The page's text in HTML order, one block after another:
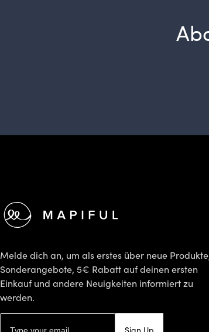
Melde dich an, um als erstes über neue
Sonderangebote, 5€ Rabatt auf deinen ersten
Einkauf und andere Neuigkeiten informiert zu
werden.
Sign Up